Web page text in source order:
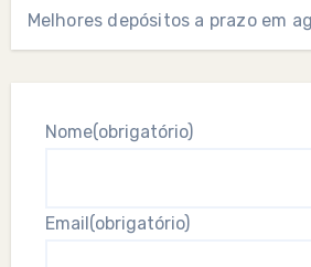
Melhores depósitos a prazo em
Nome(obrigatório)
Email (obrigatório)